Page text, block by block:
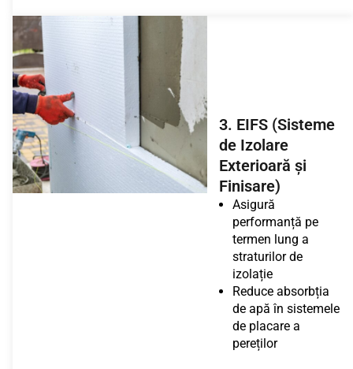
3. EIFS (Sisteme
de Izolare
Exterioară și
Finisare)
Asigură
performanță pe
termen lung a
straturilor de
izolație
Reduce absorbția
de apă în sistemele
de placare a
pereților